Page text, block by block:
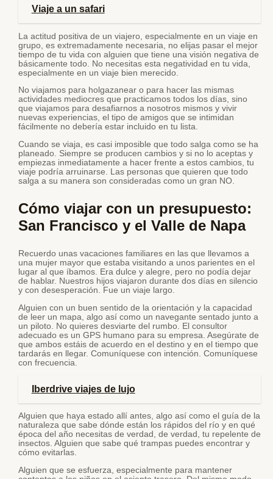
Viaje a un safari
La actitud positiva de un viajero, especialmente en un viaje en
grupo, es extremadamente necesaria, no elijas pasar el mejor
tiempo de tu vida con alguien que tiene una visión negativa de
básicamente todo. No necesitas esta negatividad en tu vida,
especialmente en un viaje bien merecido.
No viajamos para holgazanear o para hacer las mismas
actividades mediocres que practicamos todos los días, sino
que viajamos para desafiarnos a nosotros mismos y vivir
nuevas experiencias, el tipo de amigos que se intimidan
fácilmente no debería estar incluido en tu lista.
Cuando se viaja, es casi imposible que todo salga como se ha
planeado. Siempre se producen cambios y si no lo aceptas y
empiezas inmediatamente a hacer frente a estos cambios, tu
viaje podría arruinarse. Las personas que quieren que todo
salga a su manera son consideradas como un gran NO.
Cómo viajar con un presupuesto:
San Francisco y el Valle de Napa
Recuerdo unas vacaciones familiares en las que llevamos a
una mujer mayor que estaba visitando a unos parientes en el
lugar al que íbamos. Era dulce y alegre, pero no podía dejar
de hablar. Nuestros hijos viajaron durante dos días en silencio
y con desesperación. Fue un viaje largo.
Alguien con un buen sentido de la orientación y la capacidad
de leer un mapa, algo así como un navegante sentado junto a
un piloto. No quieres desviarte del rumbo. El consultor
adecuado es un GPS humano para su empresa. Asegúrate de
que ambos estáis de acuerdo en el destino y en el tiempo que
tardarás en llegar. Comuníquese con intención. Comuníquese
con frecuencia.
Iberdrive viajes de lujo
Alguien que haya estado allí antes, algo así como el guía de la
naturaleza que sabe dónde están los rápidos del río y en qué
época del año necesitas de verdad, de verdad, tu repelente de
insectos. Alguien que sabe qué trampas puedes encontrar y
cómo evitarlas.
Alguien que se esfuerza, especialmente para mantener